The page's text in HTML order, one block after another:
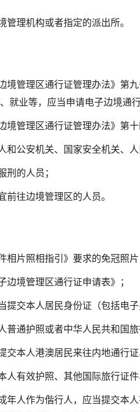
管理机构或者指定的派出所。
境管理区通行证管理办法》第
就业等，应当申请电子边境通行
境管理区通行证管理办法》第
和公安机关、国家安全机关、
刑的人员；
前往边境管理区的人员。
相片照相指引》要求的免冠照
边境管理区通行证申请表》；
提交本人居民身份证（包括电
普通护照或者中华人民共和国旅
交本人港澳居民来往内地通行
人有效护照、其他国际旅行证
年人作为偕行人，应当提交本